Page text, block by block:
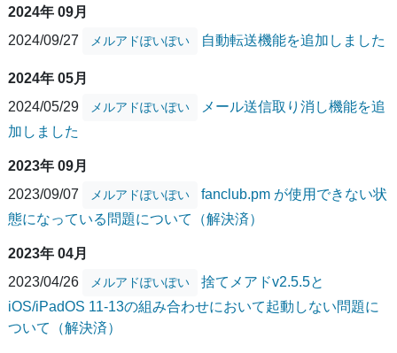
2024年 09月
2024/09/27
メルアドぽいぽい 自動転送機能を追加しました
2024年 05月
2024/05/29
メルアドぽいぽい
メール送信取り消し機能を追
加しました
2023年 09月
2023/09/07
メルアドぽいぽい
fanclub.pm が使用できない状
態になっている問題について（解決済）
2023年 04月
2023/04/26
メルアドぽいぽい
捨てメアドv2.5.5と
iOS/iPadOS 11-13の組み合わせにおいて起動しない問題に
ついて（解決済）